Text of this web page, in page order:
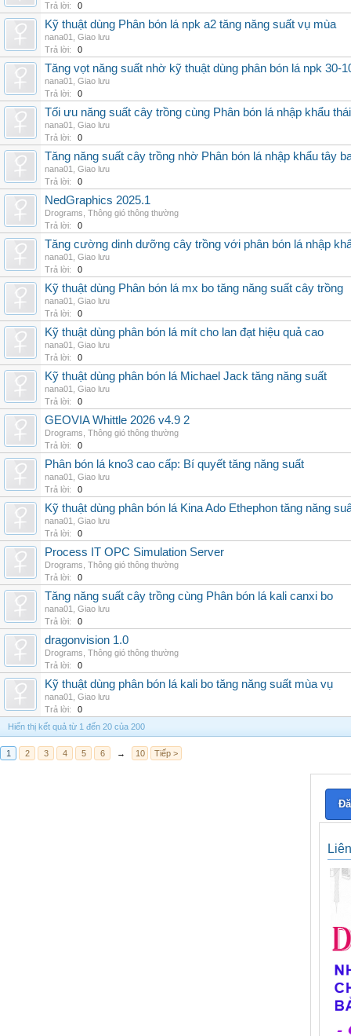
Trả lời:
0
Kỹ thuật dùng Phân bón lá npk a2 tăng năng suất vụ mùa
nana01
Giao lưu
Trả lời:
0
Tăng vọt năng suất nhờ kỹ thuật dùng phân bón lá npk 30-
nana01
Giao lưu
Trả lời:
0
Tối ưu năng suất cây trồng cùng Phân bón lá nhập khẩu
nana01
Giao lưu
Trả lời:
0
Tăng năng suất cây trồng nhờ Phân bón lá nhập khẩu tây
nana01
Giao lưu
Trả lời:
0
NedGraphics 2025.1
Drograms Thông gió thông thường
Trả lời:
0
Tăng cường dinh dưỡng cây trồng với phân bón lá nhập
nana01
Giao lưu
Trả lời:
0
Kỹ thuật dùng Phân bón lá mx bo tăng năng suất cây trồng
nana01
Giao lưu
Trả lời:
0
Kỹ thuật dùng phân bón lá mít cho lan đạt hiệu quả cao
nana01
Giao lưu
Trả lời:
0
Kỹ thuật dùng phân bón lá Michael Jack tăng năng suất
nana01
Giao lưu
Trả lời:
0
GEOVIA Whittle 2026 v4.9 2
Drograms Thông gió thông thường
Trả lời:
0
Phân bón lá kno3 cao cấp: Bí quyết tăng năng suất
nana01
Giao lưu
Trả lời:
0
Kỹ thuật dùng phân bón lá Kina Ado Ethephon tăng năng
nana01
Giao lưu
Trả lời:
0
Process IT OPC Simulation Server
Drograms Thông gió thông thường
Trả lời:
0
Tăng năng suất cây trồng cùng Phân bón lá kali canxi bo
nana01
Giao lưu
Trả lời:
0
dragonvision 1.0
Drograms Thông gió thông thường
Trả lời:
0
Kỹ thuật dùng phân bón lá kali bo tăng năng suất mùa vụ
nana01
Giao lưu
Trả lời:
0
Hiển thị kết quả từ 1 đến 20 của 200
1 2 3 4 5 6 → 10 Tiếp >